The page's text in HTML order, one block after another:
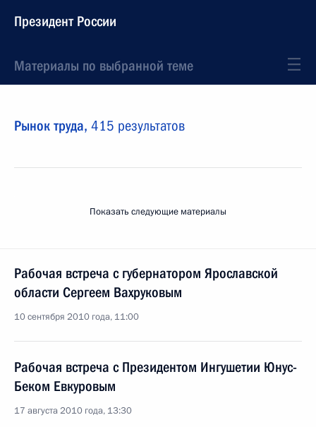
Президент России
Материалы по выбранной теме
Рынок труда, 415 результатов
Показать следующие материалы
Рабочая встреча с губернатором Ярославской
области Сергеем Вахруковым
10 сентября 2010 года, 11:00
Рабочая встреча с Президентом Ингушетии Юнус-
Беком Евкуровым
17 августа 2010 года, 13:30